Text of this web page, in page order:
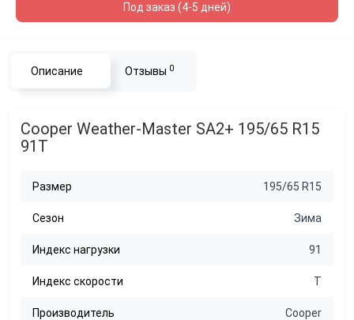
Под заказ (4-5 дней)
Описание Отзывы 0
Cooper Weather-Master SA2+ 195/65 R15
91T
Размер 195/65 R15
Сезон Зима
Индекс нагрузки 91
Индекс скорости T
Производитель Cooper